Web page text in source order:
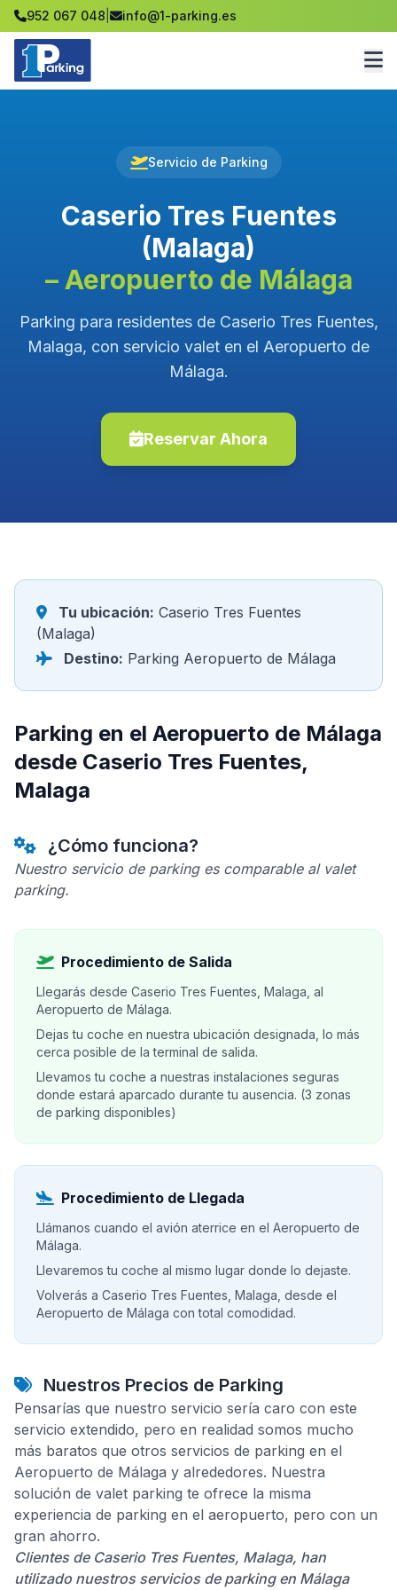
952 067 048 info@1-parking.es
Servicio de Parking
Caserio Tres Fuentes
(Malaga)
– Aeropuerto de Málaga
Parking para residentes de Caserio Tres Fuentes,
Malaga, con servicio valet en el Aeropuerto de
Málaga.
Reservar Ahora
Tu ubicación: Caserio Tres Fuentes
(Malaga)
Destino: Parking Aeropuerto de Málaga
Parking en el Aeropuerto de Málaga
desde Caserio Tres Fuentes,
Malaga
¿Cómo funciona?
Nuestro servicio de parking es comparable al valet
parking.
Procedimiento de Salida
Llegarás desde Caserio Tres Fuentes, Malaga, al
Aeropuerto de Málaga.
Dejas tu coche en nuestra ubicación designada, lo más
cerca posible de la terminal de salida.
Llevamos tu coche a nuestras instalaciones seguras
donde estará aparcado durante tu ausencia. (3 zonas
de parking disponibles)
Procedimiento de Llegada
Llámanos cuando el avión aterrice en el Aeropuerto de
Málaga.
Llevaremos tu coche al mismo lugar donde lo dejaste.
Volverás a Caserio Tres Fuentes, Malaga, desde el
Aeropuerto de Málaga con total comodidad.
Nuestros Precios de Parking
Pensarías que nuestro servicio sería caro con este
servicio extendido, pero en realidad somos mucho
más baratos que otros servicios de parking en el
Aeropuerto de Málaga y alrededores. Nuestra
solución de valet parking te ofrece la misma
experiencia de parking en el aeropuerto, pero con un
gran ahorro.
Clientes de Caserio Tres Fuentes, Malaga, han
utilizado nuestros servicios de parking en Málaga